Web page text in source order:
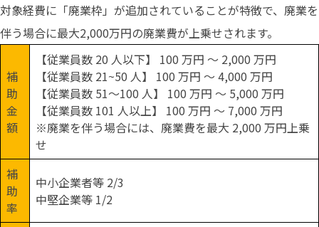
対象経費に「廃業枠」が追加されていることが特徴で、廃業を
伴う場合に最大2,000万円の廃業費が上乗せされます。
補
助
金
額
【従業員数 20 人以下】 100 万円 ～ 2,000 万円
【従業員数 21~50 人】 100 万円 ～ 4,000 万円
【従業員数 51～100 人】 100 万円 ～ 5,000 万円
【従業員数 101 人以上】 100 万円 ～ 7,000 万円
※廃業を伴う場合には、廃業費を最大 2,000 万円上乗
せ
補
助
率
中小企業者等 2/3
中堅企業等 1/2